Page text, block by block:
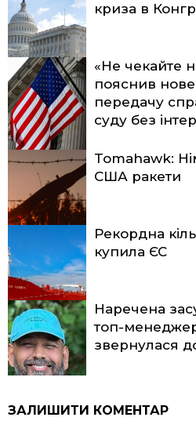
криза в
«Не чекайте
пояснив
передачу
суду без
Tomahawk:
США ракети
Рекордна
купила ЄС
Наречена
топ-
звернулася
ЗАЛИШИТИ КОМЕНТАР